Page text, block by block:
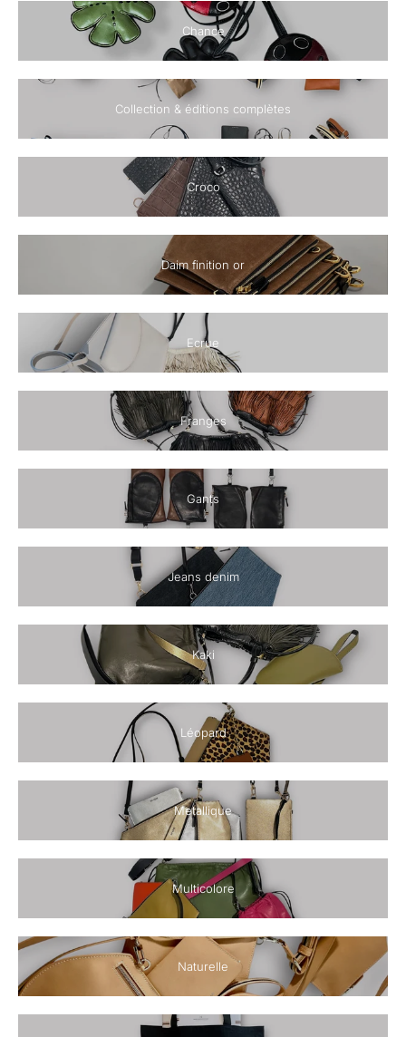
Chance
Collection & éditions complètes
Croco
Daim finition or
Ecrue
Franges
Gants
Jeans denim
Kaki
Léopard
Metallique
Multicolore
Naturelle